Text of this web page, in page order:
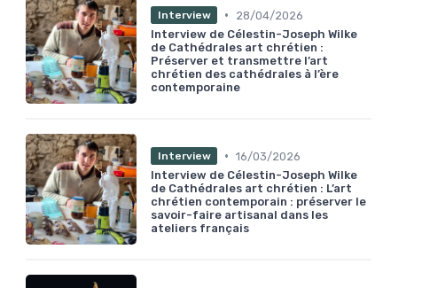
Interview •
28/04/2026
Interview de Célestin-Joseph Wilke
de Cathédrales art chrétien :
Préserver et transmettre l’art
chrétien des cathédrales à l’ère
contemporaine
Interview • 16/03/2026
Interview de Célestin-Joseph Wilke
de Cathédrales art chrétien : L’art
chrétien contemporain : préserver le
savoir-faire artisanal dans les
ateliers français